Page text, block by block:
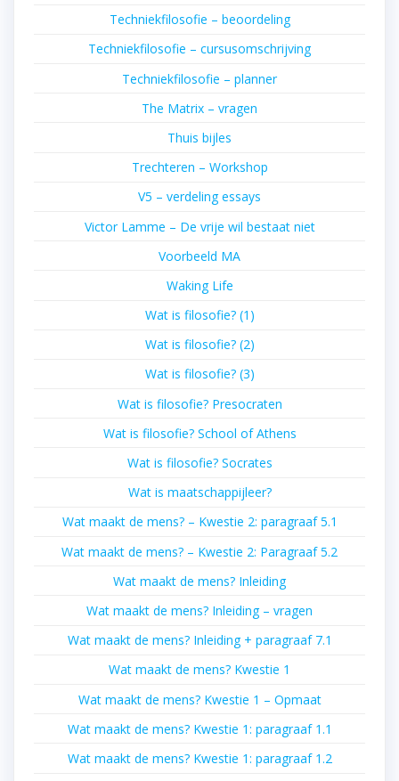
Techniekfilosofie – beoordeling
Techniekfilosofie – cursusomschrijving
Techniekfilosofie – planner
The Matrix – vragen
Thuis bijles
Trechteren – Workshop
V5 – verdeling essays
Victor Lamme – De vrije wil bestaat niet
Voorbeeld MA
Waking Life
Wat is filosofie? (1)
Wat is filosofie? (2)
Wat is filosofie? (3)
Wat is filosofie? Presocraten
Wat is filosofie? School of Athens
Wat is filosofie? Socrates
Wat is maatschappijleer?
Wat maakt de mens? – Kwestie 2: paragraaf 5.1
Wat maakt de mens? – Kwestie 2: Paragraaf 5.2
Wat maakt de mens? Inleiding
Wat maakt de mens? Inleiding – vragen
Wat maakt de mens? Inleiding + paragraaf 7.1
Wat maakt de mens? Kwestie 1
Wat maakt de mens? Kwestie 1 – Opmaat
Wat maakt de mens? Kwestie 1: paragraaf 1.1
Wat maakt de mens? Kwestie 1: paragraaf 1.2